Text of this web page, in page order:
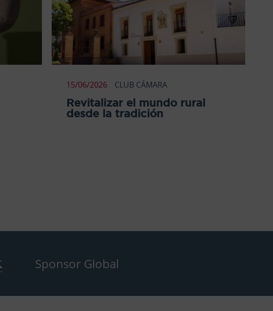
15/06/2026 CLUB CÁMARA
Revitalizar el mundo rural
desde la tradición
Sponsor Global